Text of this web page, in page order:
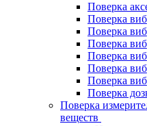
Поверка
Поверка
Поверка
Поверка
Поверка
Поверка
Поверка
Поверка
Поверка
веществ